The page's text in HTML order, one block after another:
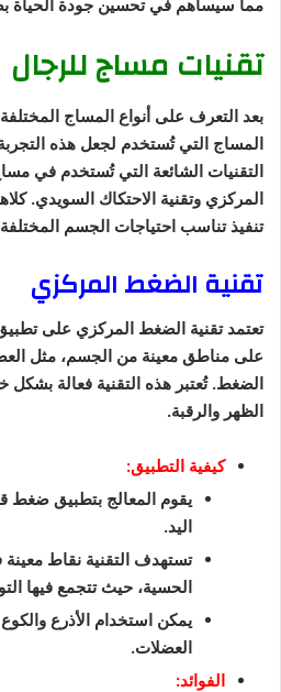
مما سيساهم في تحسين جودة الحياة
تقنيات مساج للرجال
بعد التعرف على أنواع المساج
المساج التي تُستخدم لجعل هذه
التقنيات الشائعة التي تُستخدم في
المركزي وتقنية الاحتكاك السويدي.
تنفيذ تناسب احتياجات الجسم
تقنية الضغط المركزي
تعتمد تقنية الضغط المركزي على
على مناطق معينة من الجسم، مثل
الضغط. تُعتبر هذه التقنية فعالة بشكل
الظهر والرقبة.
كيفية التطبيق:
يقوم المعالج بتطبيق ضغط
اليد.
تستهدف التقنية نقاط
الحسية، حيث تتجمع فيها
يمكن استخدام الأذرع
العضلات.
الفوائد: